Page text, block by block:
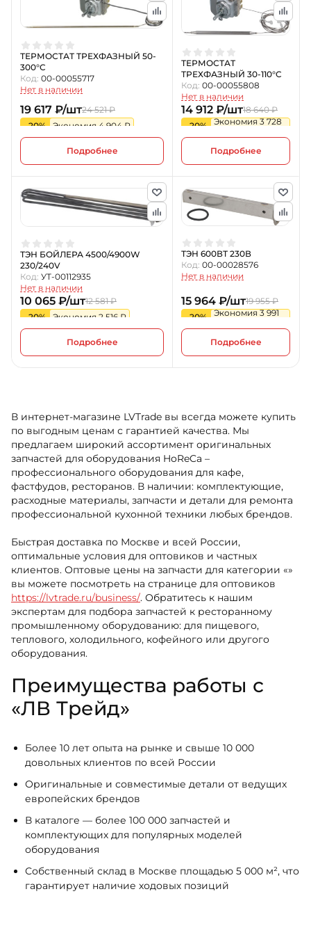
ТЕРМОСТАТ ТРЕХФАЗНЫЙ 50-
300°C
Код: 00-00055717
Нет в наличии
19 617 ₽/шт24 521 ₽
-20%
Экономия 4 904 ₽
Подробнее
ТЕРМОСТАТ
ТРЕХФАЗНЫЙ 30-110°C
Код: 00-00055808
Нет в наличии
14 912 ₽/шт18 640 ₽
-20%
Экономия 3 728
Подробнее
ТЭН БОЙЛЕРА 4500/4900W
230/240V
Код: УТ-00112935
Нет в наличии
10 065 ₽/шт12 581 ₽
-20%
Экономия 2 516 ₽
Подробнее
ТЭН 600ВТ 230В
Код: 00-00028576
Нет в наличии
15 964 ₽/шт19 955 ₽
-20%
Экономия 3 991
Подробнее
В интернет-магазине LVTrade вы всегда можете купить
по выгодным ценам с гарантией качества. Мы
предлагаем широкий ассортимент оригинальных
запчастей для оборудования HoReCa –
профессионального оборудования для кафе,
фастфудов, ресторанов. В наличии: комплектующие,
расходные материалы, запчасти и детали для ремонта
профессиональной кухонной техники любых брендов.
Быстрая доставка по Москве и всей России,
оптимальные условия для оптовиков и частных
клиентов. Оптовые цены на запчасти для категории «»
вы можете посмотреть на странице для оптовиков
https://lvtrade.ru/business/. Обратитесь к нашим
экспертам для подбора запчастей к ресторанному
промышленному оборудованию: для пищевого,
теплового, холодильного, кофейного или другого
оборудования.
Преимущества работы с
«ЛВ Трейд»
Более 10 лет опыта на рынке и свыше 10 000
довольных клиентов по всей России
Оригинальные и совместимые детали от ведущих
европейских брендов
В каталоге — более 100 000 запчастей и
комплектующих для популярных моделей
оборудования
Собственный склад в Москве площадью 5 000 м², что
гарантирует наличие ходовых позиций